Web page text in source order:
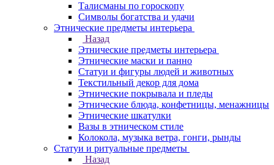
Талисманы по гороскопу
Символы богатства и удачи
Этнические предметы интерьера
Назад
Этнические предметы интерьера
Этнические маски и панно
Статуи и фигуры людей и животных
Текстильный декор для дома
Этнические покрывала и пледы
Этнические блюда, конфетницы, менажницы
Этнические шкатулки
Вазы в этническом стиле
Колокола, музыка ветра, гонги, рынды
Статуи и ритуальные предметы
Назад